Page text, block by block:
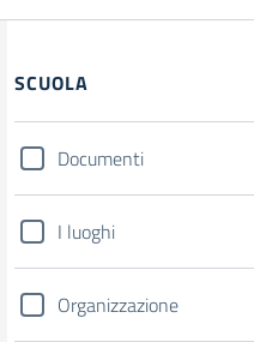
Filtri
SCUOLA
Documenti
I luoghi
Organizzazione